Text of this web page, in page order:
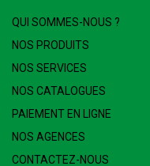
QUI SOMMES-NOUS ?
NOS PRODUITS
NOS SERVICES
NOS CATALOGUES
PAIEMENT EN LIGNE
NOS AGENCES
CONTACTEZ-NOUS